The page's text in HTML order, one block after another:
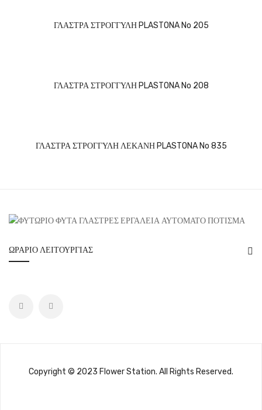
ΓΛΑΣΤΡΑ ΣΤΡΟΓΓΥΛΗ PLASTONA No 205
ΓΛΑΣΤΡΑ ΣΤΡΟΓΓΥΛΗ PLASTONA No 208
ΓΛΑΣΤΡΑ ΣΤΡΟΓΓΥΛΗ ΛΕΚΑΝΗ PLASTONA No 835
ΩΡΆΡΙΟ ΛΕΙΤΟΥΡΓΊΑΣ
Copyright © 2023 Flower Station. All Rights Reserved.